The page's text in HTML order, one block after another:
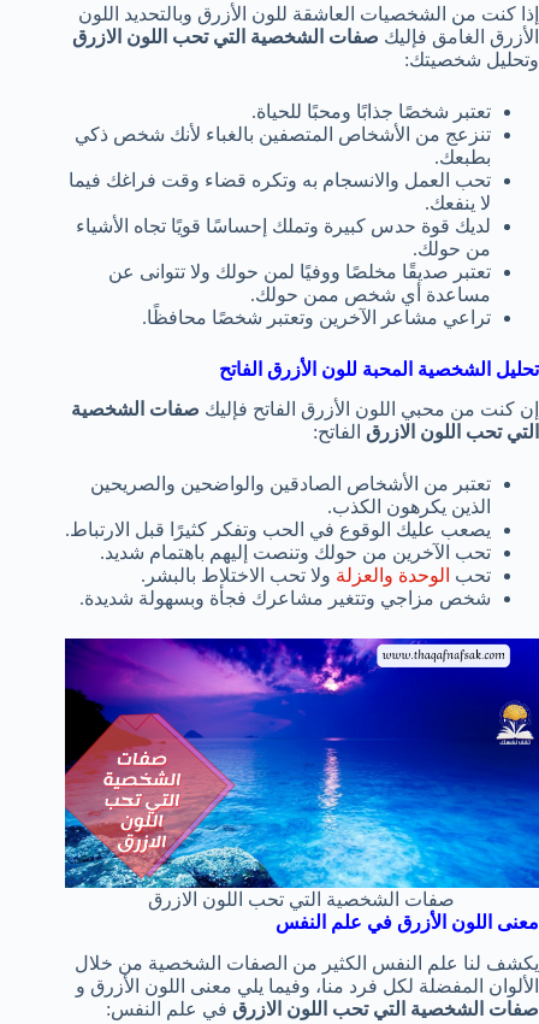
إذا كنت من الشخصيات العاشقة للون الأزرق وبالتحديد اللون
الأزرق الغامق فإليك صفات الشخصية التي تحب اللون الازرق
وتحليل شخصيتك:
تعتبر شخصًا جذابًا ومحبًا للحياة.
تنزعج من الأشخاص المتصفين بالغباء لأنك شخص ذكي
بطبعك.
تحب العمل والانسجام به وتكره قضاء وقت فراغك فيما
لا ينفعك.
لديك قوة حدس كبيرة وتملك إحساسًا قويًا تجاه الأشياء
من حولك.
تعتبر صديقًا مخلصًا ووفيًا لمن حولك ولا تتوانى عن
مساعدة أي شخص ممن حولك.
تراعي مشاعر الآخرين وتعتبر شخصًا محافظًا.
تحليل الشخصية المحبة للون الأزرق الفاتح
إن كنت من محبي اللون الأزرق الفاتح فإليك صفات الشخصية
التي تحب اللون الازرق الفاتح:
تعتبر من الأشخاص الصادقين والواضحين والصريحين
الذين يكرهون الكذب.
يصعب عليك الوقوع في الحب وتفكر كثيرًا قبل الارتباط.
تحب الآخرين من حولك وتنصت إليهم باهتمام شديد.
تحب الوحدة والعزلة ولا تحب الاختلاط بالبشر.
شخص مزاجي وتتغير مشاعرك فجأة وبسهولة شديدة.
صفات الشخصية التي تحب اللون الازرق
معنى اللون الأزرق في علم النفس
يكشف لنا علم النفس الكثير من الصفات الشخصية من خلال
الألوان المفضلة لكل فرد منا، وفيما يلي معنى اللون الأزرق و
صفات الشخصية التي تحب اللون الازرق في علم النفس: